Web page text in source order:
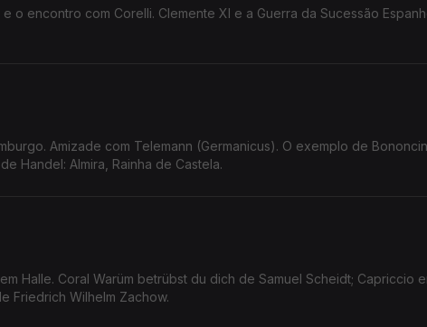
o encontro com Corelli. Clemente XI e a Guerra da Sucessão
Amizade com Telemann (Germanicus). O exemplo de
Handel: Almira, Rainha de Castela.
Halle. Coral Warüm betrübst du dich de Samuel Scheidt; Capriccio
Friedrich Wilhelm Zachow.